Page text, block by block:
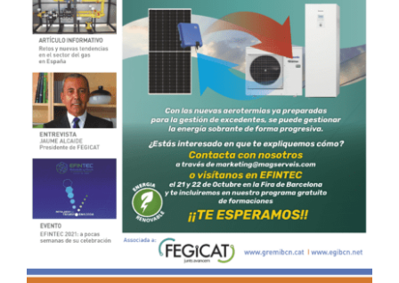
REVISTA DIGITAL
COL·LABORADORS
CONTACTE
INICIA SESSIÓ
CA